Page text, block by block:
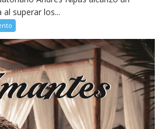
superar los...